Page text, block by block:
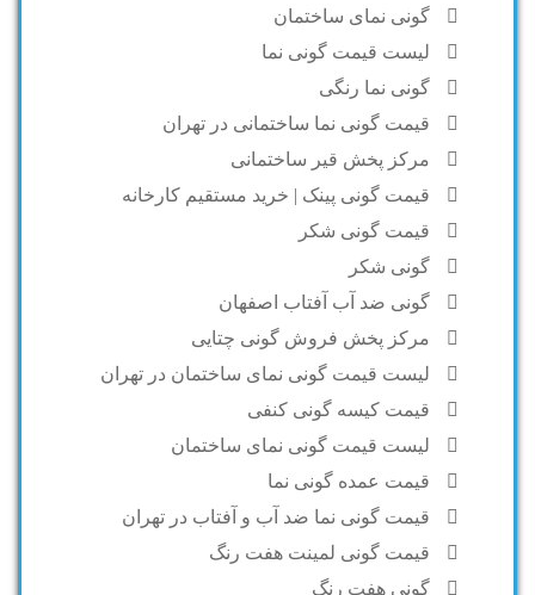
گونی نمای ساختمان
لیست قیمت گونی نما
گونی نما رنگی
قیمت گونی نما ساختمانی در تهران
مرکز پخش قیر ساختمانی
قیمت گونی پینک | خرید مستقیم کارخانه
قیمت گونی شکر
گونی شکر
گونی ضد آب آفتاب اصفهان
مرکز پخش فروش گونی چتایی
لیست قیمت گونی نمای ساختمان در تهران
قیمت کیسه گونی کنفی
لیست قیمت گونی نمای ساختمان
قیمت عمده گونی نما
قیمت گونی نما ضد آب و آفتاب در تهران
قیمت گونی لمینت هفت رنگ
گونی هفت رنگ